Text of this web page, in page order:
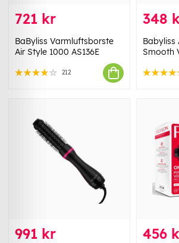
721 kr
BaByliss Varmluftsborste
Air Style 1000 AS136E
212
348
Babyliss
Smooth
991 kr 456